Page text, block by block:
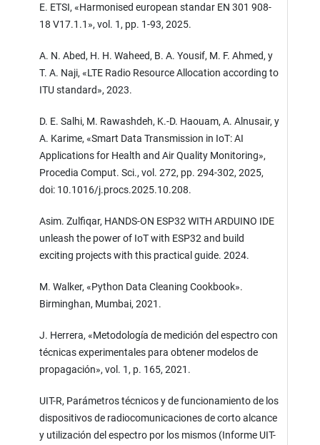
E. ETSI, «Harmonised european standar EN 301 908-
18 V17.1.1», vol. 1, pp. 1-93, 2025.
A. N. Abed, H. H. Waheed, B. A. Yousif, M. F. Ahmed, y
T. A. Naji, «LTE Radio Resource Allocation according to
ITU standard», 2023.
D. E. Salhi, M. Rawashdeh, K.-D. Haouam, A. Alnusair, y
A. Karime, «Smart Data Transmission in IoT: AI
Applications for Health and Air Quality Monitoring»,
Procedia Comput. Sci., vol. 272, pp. 294-302, 2025,
doi: 10.1016/j.procs.2025.10.208.
Asim. Zulfiqar, HANDS-ON ESP32 WITH ARDUINO IDE
unleash the power of IoT with ESP32 and build
exciting projects with this practical guide. 2024.
M. Walker, «Python Data Cleaning Cookbook».
Birminghan, Mumbai, 2021.
J. Herrera, «Metodología de medición del espectro con
técnicas experimentales para obtener modelos de
propagación», vol. 1, p. 165, 2021.
UIT-R, Parámetros técnicos y de funcionamiento de los
dispositivos de radiocomunicaciones de corto alcance
y utilización del espectro por los mismos (Informe UIT-